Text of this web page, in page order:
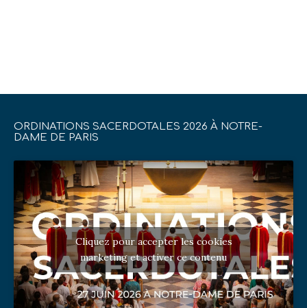
ORDINATIONS SACERDOTALES 2026 À NOTRE-
DAME DE PARIS
Cliquez pour accepter les cookies
marketing et activer ce contenu